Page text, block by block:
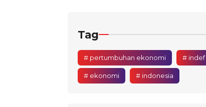
Tag
# pertumbuhan ekonomi # indef
# ekonomi # indonesia